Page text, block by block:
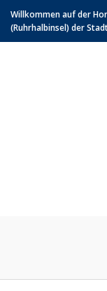
Willkommen auf der
(Ruhrhalbinsel) der